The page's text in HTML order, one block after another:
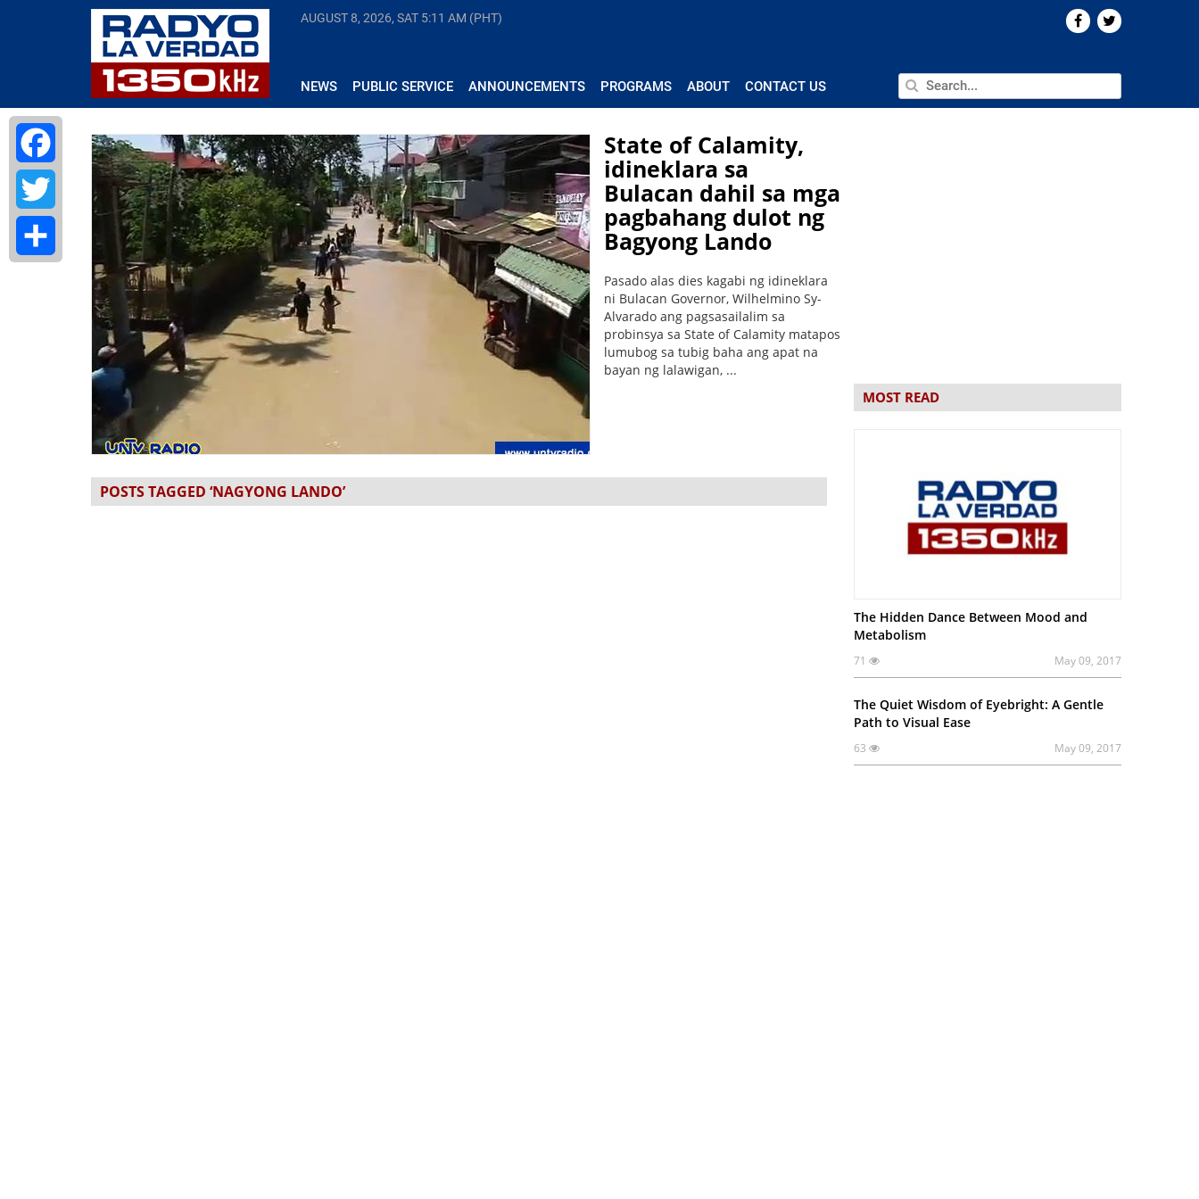
AUGUST 8, 2026, SAT 5:11 AM (PHT)
NEWS PUBLIC SERVICE ANNOUNCEMENTS PROGRAMS ABOUT CONTACT US
State of Calamity,
idineklara sa
Bulacan dahil sa mga
pagbahang dulot ng
Bagyong Lando
Pasado alas dies kagabi ng idineklara
ni Bulacan Governor, Wilhelmino Sy-
Alvarado ang pagsasailalim sa
probinsya sa State of Calamity matapos
lumubog sa tubig baha ang apat na
bayan ng lalawigan, ...
POSTS TAGGED ‘NAGYONG LANDO’
MOST READ
The Hidden Dance Between Mood and
Metabolism
71 May 09, 2017
The Quiet Wisdom of Eyebright: A Gentle
Path to Visual Ease
63 May 09, 2017
Facebook
Twitter